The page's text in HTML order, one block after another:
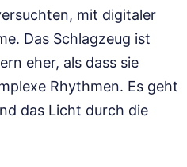
mit digitaler
Das Schlagzeug ist
eher, als dass sie
Rhythmen. Es geht
das Licht durch die